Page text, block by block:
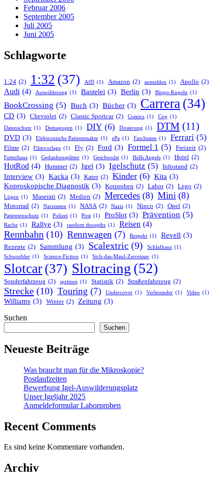
Februar 2006
September 2005
Juli 2005
Juni 2005
Schlagworte
1:24 (2) 1:32 (37) AfD (1) Amazon (2) anmelden (1) Apollo (2)
Audi (4) Auswilderung (1) Bastelei (3) Berlin (3) Bingo-Kugeln (1)
BookCrossing (5) Buch (3) Bücher (3) Carrera (34)
CD (3) Chevrolet (2) Classic Sportcar (2) Comics (1) Cop (1)
Datenschutz (1) Demagogen (1) DIY (6) Dosierung (1) DTM (11)
DVD (3) Elektronische Patientenakte (1) ePa (1) Faschisten (1) Ferrari (5)
Filme (2) Filmvorlage (1) Fly (2) Ford (3) Formel 1 (5) Freizeit (2)
Futterhaus (1) Gedankensplitter (1) Geschwulst (1) Hells Angels (1) Hotel (2)
HotRod (4) Hummer (2) Igel (3) Igelschutz (5) Infostand (2)
Interview (3) Kacka (3) Kater (2) Kinder (6) Kita (3)
Koproskopische Diagnostik (3) Kotproben (2) Labor (2) Lego (2)
Lügen (1) Maserati (2) Medien (2) Mercedes (8) Mini (8)
Motorrad (2) Narzissten (1) NASA (2) Nazis (1) Ninco (2) Opel (2)
Patientenschutz (1) Polizei (1) Post (1) ProSlot (3) Prävention (5)
Rache (1) Rallye (3) random thougths (1) Reisen (4)
Rennbahn (10) Rennwagen (7) Respekt (1) Revell (3)
Rezepte (2) Sammlung (3) Scalextric (9) Schlafhaus (1)
Schwurbler (1) Science-Fiction (1) Sich-das-Maul-Zerreisser (1)
Slotcar (37) Slotracing (52)
Sonderfahrzeug (2) spritzen (1) Statistik (2) Straßenfahrzeug (2)
Strecke (10) Touring (7) Undercover (1) Verleumder (1) Video (1)
Williams (3) Winter (2) Zeitung (3)
Suchen
Suchen
Neueste Beiträge
Was braucht man für die Mikroskopie?
Postlaufzeiten
Bewerbung Igel-Auswilderungsplatz
Unser Igeljahr 2025
Anmeldeformular Laborproben
Recent Comments
Es sind keine Kommentare vorhanden.
Archiv